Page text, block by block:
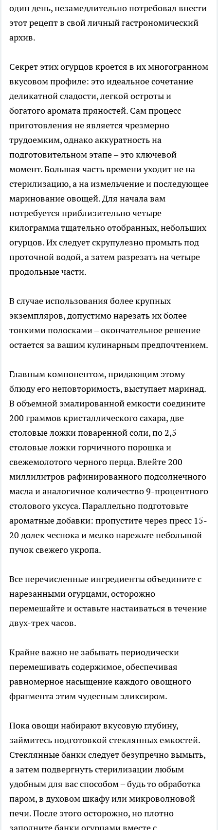
один день, незамедлительно потребовал внести
этот рецепт в свой личный гастрономический
архив.
Секрет этих огурцов кроется в их многогранном
вкусовом профиле: это идеальное сочетание
деликатной сладости, легкой остроты и
богатого аромата пряностей. Сам процесс
приготовления не является чрезмерно
трудоемким, однако аккуратность на
подготовительном этапе – это ключевой
момент. Большая часть времени уходит не на
стерилизацию, а на измельчение и последующее
маринование овощей. Для начала вам
потребуется приблизительно четыре
килограмма тщательно отобранных, небольших
огурцов. Их следует скрупулезно промыть под
проточной водой, а затем разрезать на четыре
продольные части.
В случае использования более крупных
экземпляров, допустимо нарезать их более
тонкими полосками – окончательное решение
остается за вашим кулинарным предпочтением.
Главным компонентом, придающим этому
блюду его неповторимость, выступает маринад.
В объемной эмалированной емкости соедините
200 граммов кристаллического сахара, две
столовые ложки поваренной соли, по 2,5
столовые ложки горчичного порошка и
свежемолотого черного перца. Влейте 200
миллилитров рафинированного подсолнечного
масла и аналогичное количество 9-процентного
столового уксуса. Параллельно подготовьте
ароматные добавки: пропустите через пресс 15-
20 долек чеснока и мелко нарежьте небольшой
пучок свежего укропа.
Все перечисленные ингредиенты объедините с
нарезанными огурцами, осторожно
перемешайте и оставьте настаиваться в течение
двух-трех часов.
Крайне важно не забывать периодически
перемешивать содержимое, обеспечивая
равномерное насыщение каждого овощного
фрагмента этим чудесным эликсиром.
Пока овощи набирают вкусовую глубину,
займитесь подготовкой стеклянных емкостей.
Стеклянные банки следует безупречно вымыть,
а затем подвергнуть стерилизации любым
удобным для вас способом – будь то обработка
паром, в духовом шкафу или микроволновой
печи. После этого осторожно, но плотно
заполните банки огурцами вместе с